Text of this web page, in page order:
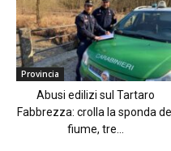
Provincia
Abusi edilizi sul Tartaro
Fabbrezza: crolla la sponda del
fiume, tre...